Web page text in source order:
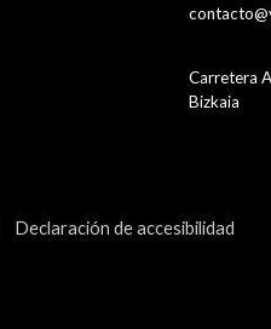
Carretera
Bizkaia
Declaración de accesibilidad